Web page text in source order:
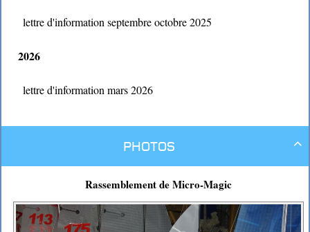
lettre d'information septembre octobre 2025
2026
lettre d'information mars 2026

Photos
Rassemblement de Micro-Magic